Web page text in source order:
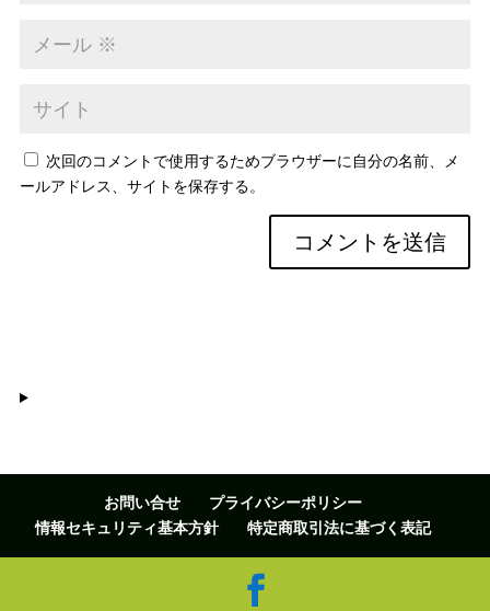
次回のコメントで使用するためブラウザーに自分の名前、メ
ールアドレス、サイトを保存する。
お問い合せ
プライバシーポリシー
情報セキュリティ基本方針
特定商取引法に基づく表記